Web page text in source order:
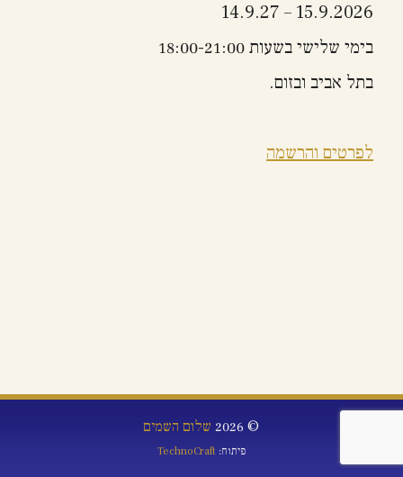
15.9.2026 – 14.9.27
בימי שלישי בשעות 18:00-21:00
בתל אביב ובזום.
לפרטים והרשמה
© 2026 שלום השמים
פיתוח: TechnoCraft